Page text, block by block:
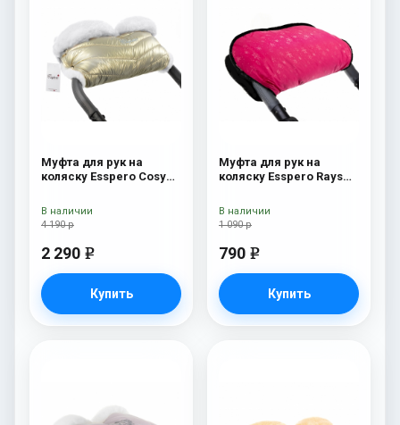
Муфта для рук на
коляску Esspero Cosy
4 190 р
2 290 e
Купить
В наличии
Муфта для рук на
коляску Esspero Rays
1 090 р
790 e
Купить
В наличии